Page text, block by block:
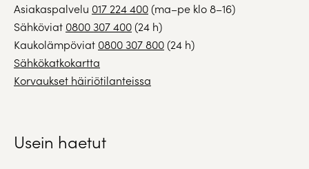
Asiakaspalvelu 017 224 400(ma–pe klo 8–16)
Sähköviat 0800 307 400(24 h)
Kaukolämpöviat 0800 307 800(24 h)
Sähkökatkokartta
Korvaukset häiriötilanteissa
Usein haetut